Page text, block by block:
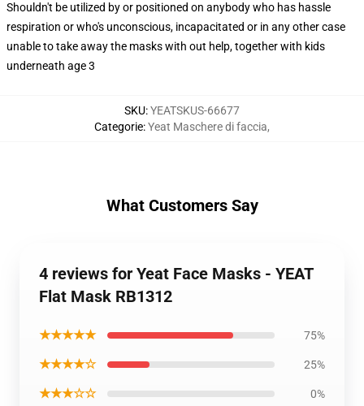
Shouldn't be utilized by or positioned on anybody who has hassle
respiration or who's unconscious, incapacitated or in any other case
unable to take away the masks with out help, together with kids
underneath age 3
SKU:YEATSKUS-66677
Categorie:Yeat Maschere di faccia,
What Customers Say
4 reviews for Yeat Face Masks - YEAT
Flat Mask RB1312
★★★★★ 75%
★★★★☆ 25%
★★★☆☆ 0%